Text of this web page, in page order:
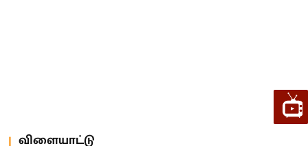
விளையாட்டு